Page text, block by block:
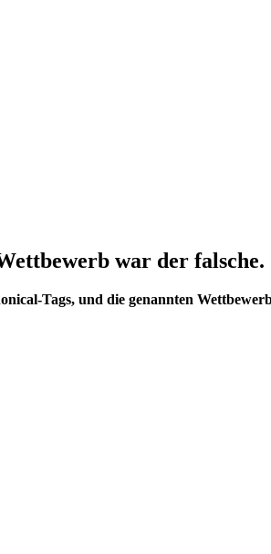
war der falsche.
Tags, und die genannten